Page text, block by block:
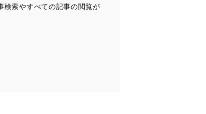
検索やすべての記事の閲覧が